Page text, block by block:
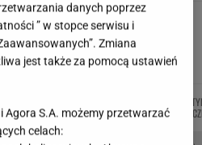
pokazali, że w Polsce też można
KOZŁOWSKI
WIATROWSKI-BUJACZ
danych poprzez
” w stopce serwisu i
Zmiana
jest także za pomocą ustawień
Agora S.A. możemy przetwarzać
celach: